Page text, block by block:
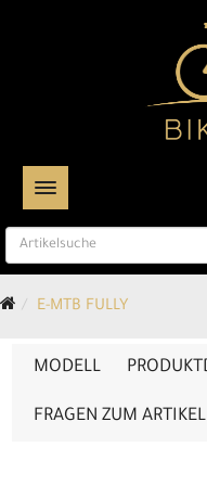
TOGGLE NAVIGATION
E-MTB FULLY
MODELL
FRAGEN ZUM ARTIKEL